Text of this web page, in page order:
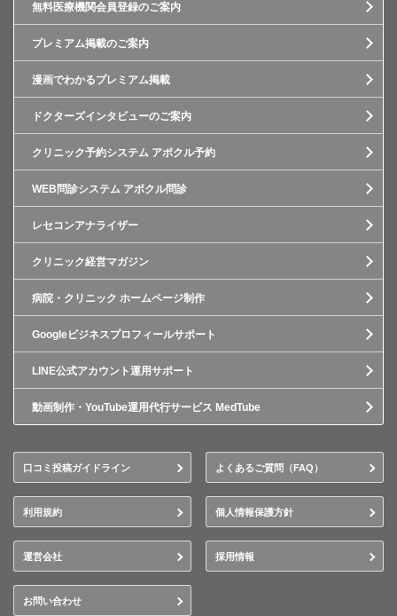
無料医療機関会員登録のご案内
プレミアム掲載のご案内
漫画でわかるプレミアム掲載
ドクターズインタビューのご案内
クリニック予約システム アポクル予約
WEB問診システム アポクル問診
レセコンアナライザー
クリニック経営マガジン
病院・クリニック ホームページ制作
Googleビジネスプロフィールサポート
LINE公式アカウント運用サポート
動画制作・YouTube運用代行サービス MedTube
口コミ投稿ガイドライン よくあるご質問（FAQ）
利用規約 個人情報保護方針
運営会社 採用情報
お問い合わせ